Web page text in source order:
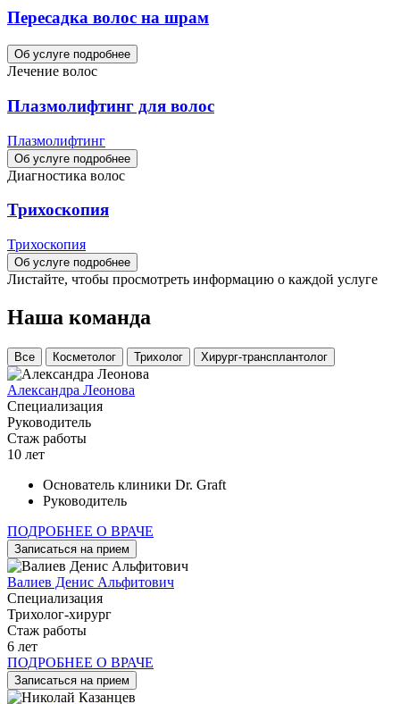
Пересадка волос на шрам
Об услуге подробнее
Лечение волос
Плазмолифтинг для волос
Плазмолифтинг
Об услуге подробнее
Диагностика волос
Трихоскопия
Трихоскопия
Об услуге подробнее
Листайте, чтобы просмотреть информацию о каждой услуге
Наша команда
Все Косметолог Трихолог Хирург-трансплантолог
Александра Леонова
Специализация
Руководитель
Стаж работы
10 лет
Основатель клиники Dr. Graft
Руководитель
ПОДРОБНЕЕ О ВРАЧЕ
Записаться на прием
Валиев Денис Альфитович
Специализация
Трихолог-хирург
Стаж работы
6 лет
ПОДРОБНЕЕ О ВРАЧЕ
Записаться на прием